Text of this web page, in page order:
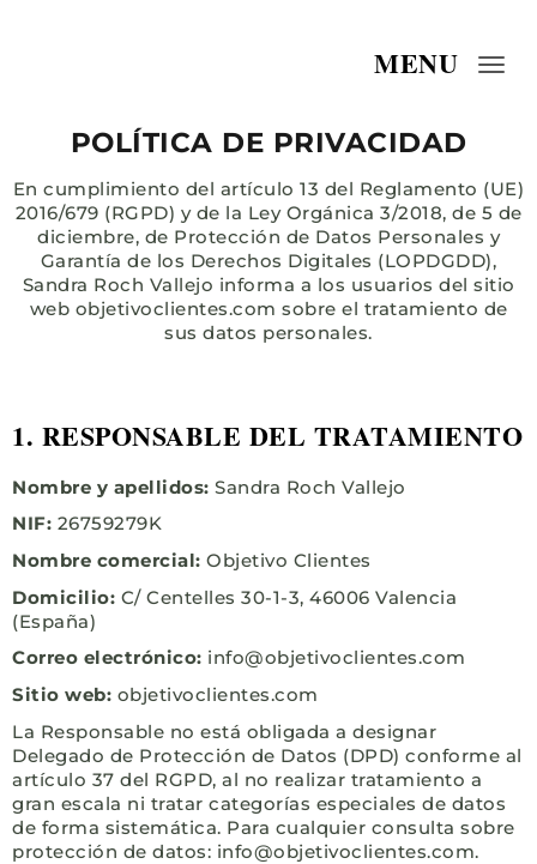
MENU
POLÍTICA DE PRIVACIDAD
En cumplimiento del artículo 13 del Reglamento (UE)
2016/679 (RGPD) y de la Ley Orgánica 3/2018, de 5 de
diciembre, de Protección de Datos Personales y
Garantía de los Derechos Digitales (LOPDGDD),
Sandra Roch Vallejo informa a los usuarios del sitio
web objetivoclientes.com sobre el tratamiento de
sus datos personales.
1. RESPONSABLE DEL TRATAMIENTO
Nombre y apellidos: Sandra Roch Vallejo
NIF: 26759279K
Nombre comercial: Objetivo Clientes
Domicilio: C/ Centelles 30-1-3, 46006 Valencia
(España)
Correo electrónico: info@objetivoclientes.com
Sitio web: objetivoclientes.com
La Responsable no está obligada a designar
Delegado de Protección de Datos (DPD) conforme al
artículo 37 del RGPD, al no realizar tratamiento a
gran escala ni tratar categorías especiales de datos
de forma sistemática. Para cualquier consulta sobre
protección de datos: info@objetivoclientes.com.